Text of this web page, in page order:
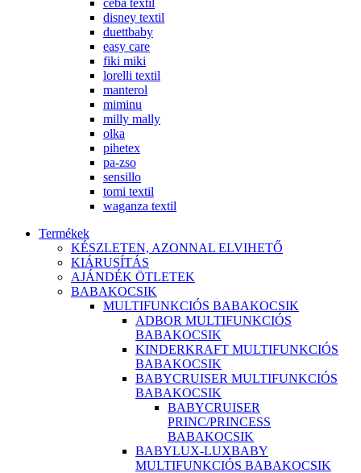
ceba textil
disney textil
duettbaby
easy care
fiki miki
lorelli textil
manterol
miminu
milly mally
olka
pihetex
pa-zso
sensillo
tomi textil
waganza textil
Termékek
KÉSZLETEN, AZONNAL ELVIHETŐ
KIÁRUSÍTÁS
AJÁNDÉK ÖTLETEK
BABAKOCSIK
MULTIFUNKCIÓS BABAKOCSIK
ADBOR MULTIFUNKCIÓS
BABAKOCSIK
KINDERKRAFT MULTIFUNKCIÓS
BABAKOCSIK
BABYCRUISER MULTIFUNKCIÓS
BABAKOCSIK
BABYCRUISER
PRINC/PRINCESS
BABAKOCSIK
BABYLUX-LUXBABY
MULTIFUNKCIÓS BABAKOCSIK